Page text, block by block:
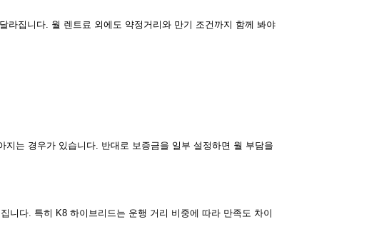
라집니다. 월 렌트료 외에도 약정거리와 만기 조건까지 함께 봐야
는 경우가 있습니다. 반대로 보증금을 일부 설정하면 월 부담을
니다. 특히 K8 하이브리드는 운행 거리 비중에 따라 만족도 차이